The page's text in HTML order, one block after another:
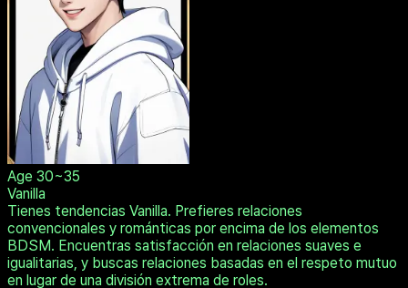
Prueba Simple Resultados